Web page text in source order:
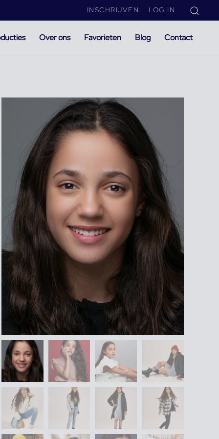
INSCHRIJVEN LOG IN
Over ons Favorieten Blog Contact